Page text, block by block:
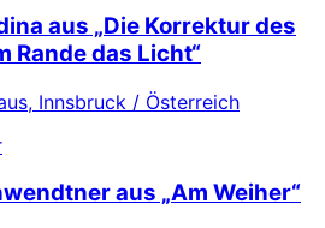
aus „Die Korrektur des
Rande das Licht“
Innsbruck / Österreich
aus „Am Weiher“